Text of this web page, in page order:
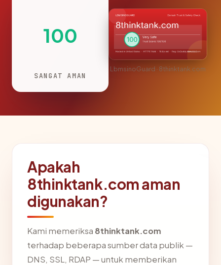
100
SANGAT AMAN
LbmsinoGuard · 8thinktank.com
Apakah
8thinktank.com aman
digunakan?
Kami memeriksa 8thinktank.com
terhadap beberapa sumber data publik —
DNS, SSL, RDAP — untuk memberikan